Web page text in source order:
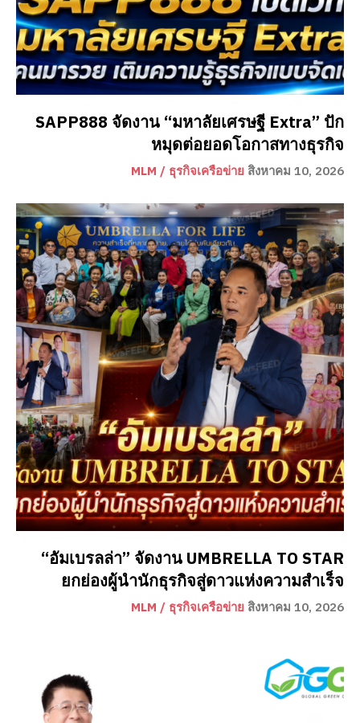
SAPP888 จัดงาน “มหาลัยเศรษฐี Extra” ปัก
หมุดต่อยอดโอกาสทางธุรกิจ
MLM / ธุรกิจเครือข่าย สิงหาคม 10, 2026
“อัมเบรลล่า” จัดงาน UMBRELLA TO STAR
ยกย่องผู้นำนักธุรกิจสู่ดาวแห่งความสำเร็จ
MLM / ธุรกิจเครือข่าย สิงหาคม 10, 2026